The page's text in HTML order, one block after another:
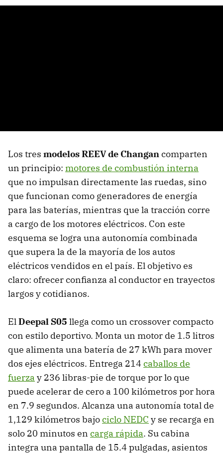
Los tres modelos REEV de Changancomparten
un principio: motores de combustión interna
que no impulsan directamente las ruedas, sino
que funcionan como generadores de energía
para las baterías, mientras que la tracción corre
a cargo de los motores eléctricos. Con este
esquema se logra una autonomía combinada
que supera la de la mayoría de los autos
eléctricos vendidos en el país. El objetivo es
claro: ofrecer confianza al conductor en trayectos
largos y cotidianos.
ElDeepal S05 llega como un crossover compacto
con estilo deportivo. Monta un motor de 1.5 litros
que alimenta una batería de 27 kWh para mover
dos ejes eléctricos. Entrega 214 caballos de
fuerza y 236 libras-pie de torque por lo que
puede acelerar de cero a 100 kilómetros por hora
en 7.9 segundos. Alcanza una autonomía total de
1,129 kilómetros bajociclo NEDC y se recarga en
solo 20 minutos en carga rápida. Su cabina
integra una pantalla de 15.4 pulgadas, asientos